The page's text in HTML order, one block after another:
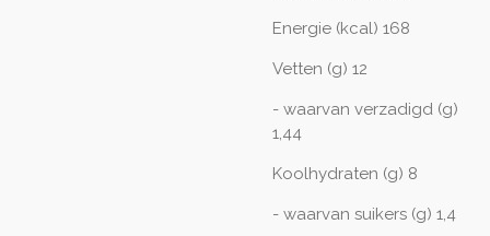
Energie (kcal) 168
Vetten (g) 12
- waarvan verzadigd (g)
1,44
Koolhydraten (g) 8
- waarvan suikers (g) 1,4